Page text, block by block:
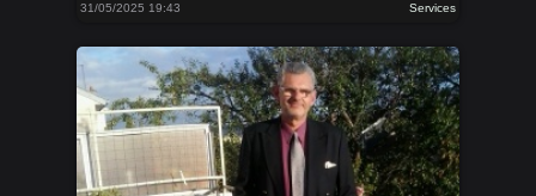
31/05/2025 19:43 Services